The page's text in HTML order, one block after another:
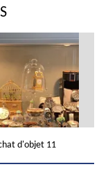
d'objet 11